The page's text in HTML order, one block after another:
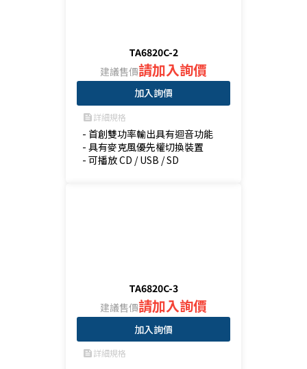
TA6820C-2
建議售價請加入詢價
加入詢價
feed詳細規格
- 首創雙功率輸出具有迴音功能
- 具有麥克風優先權切換裝置
- 可播放 CD / USB / SD
TA6820C-3
建議售價請加入詢價
加入詢價
feed詳細規格